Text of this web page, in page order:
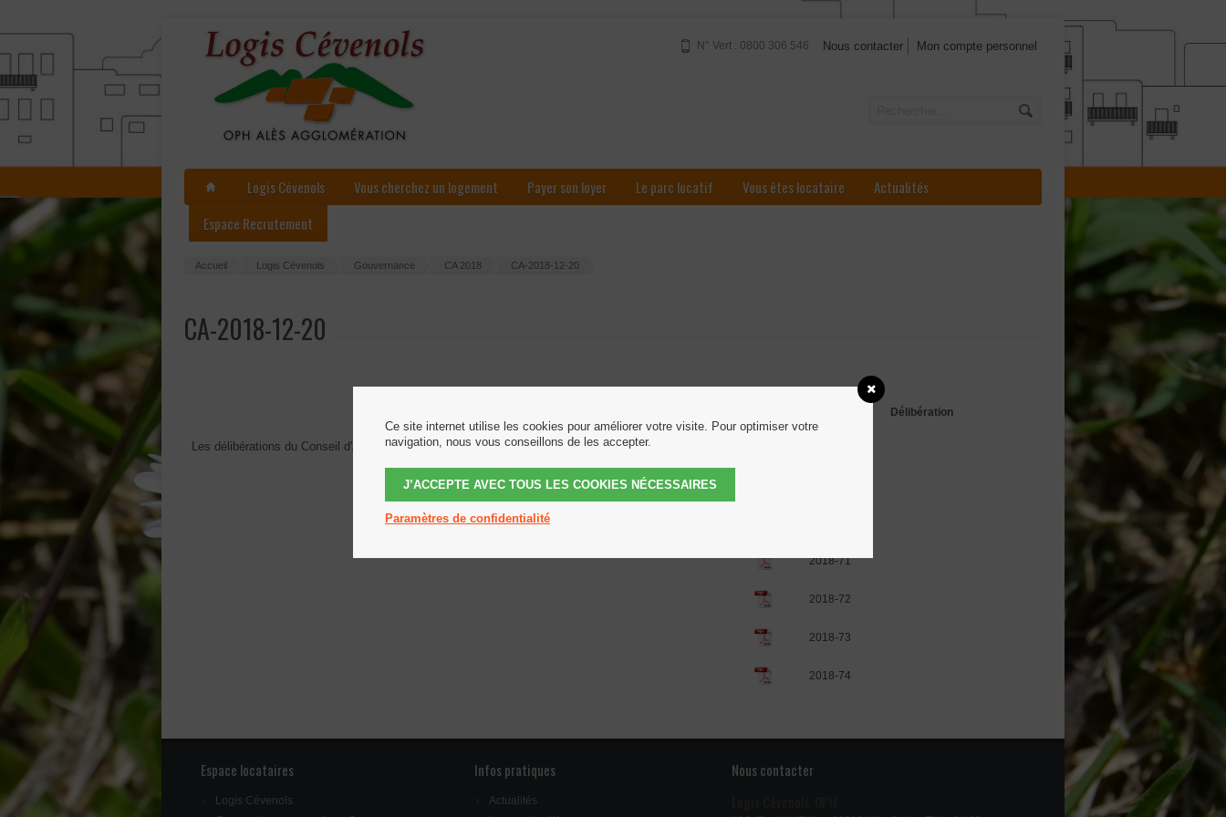
Nous contacter Mon compte personnel
N° Vert : 0800 306 546
Logis Cévenols Vous cherchez un logement Payer son loyer Le parc locatif Vous êtes locataire
Actualités
Espace Recrutement
Accueil Logis Cévenols Gouvernance CA 2018 CA-2018-12-20
CA-2018-12-20
Délibération
Les délibérations du Conseil d'Administration du 20 Décembre 2018
2018-71
2018-72
2018-73
2018-74
Espace locataires
Logis Cévenols
Infos pratiques
Actualités
Nous contacter
Ce site internet utilise les cookies pour améliorer votre visite. Pour optimiser votre
navigation, nous vous conseillons de les accepter.
J’ACCEPTE AVEC TOUS LES COOKIES NÉCESSAIRES
Paramètres de confidentialité